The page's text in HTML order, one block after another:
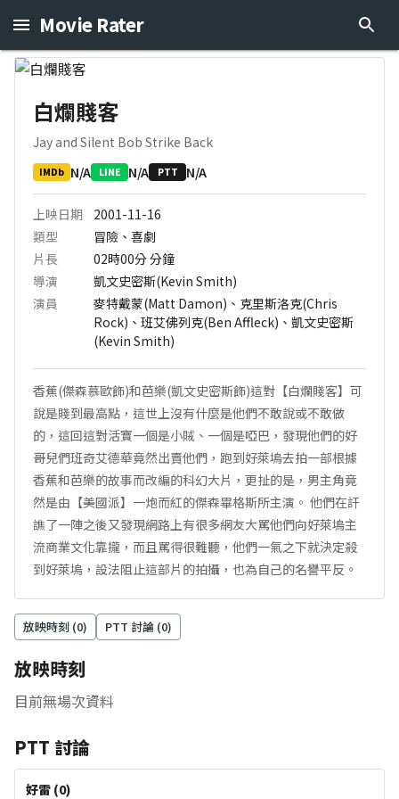
Movie Rater
白爛賤客
Jay and Silent Bob Strike Back
IMDb N/A LINE N/A PTT N/A
上映日期
2001-11-16
類型
冒險、喜劇
片長
02時00分分鐘
導演
凱文史密斯(Kevin Smith)
演員
麥特戴蒙(Matt Damon)、克里斯洛克(Chris
Rock)、班艾佛列克(Ben Affleck)、凱文史密斯
(Kevin Smith)
香蕉(傑森慕歐飾)和芭樂(凱文史密斯飾)這對【白爛賤客】可
說是賤到最高點，這世上沒有什麼是他們不敢說或不敢做
的，這回這對活寶一個是小賊、一個是啞巴，發現他們的好
哥兒們班奇艾德華竟然出賣他們，跑到好萊塢去拍一部根據
香蕉和芭樂的故事而改編的科幻大片，更扯的是，男主角竟
然是由【美國派】一炮而紅的傑森畢格斯所主演。 他們在訐
譙了一陣之後又發現網路上有很多網友大罵他們向好萊塢主
流商業文化靠攏，而且罵得很難聽，他們一氣之下就決定殺
到好萊塢，設法阻止這部片的拍攝，也為自己的名譽平反。
放映時刻 (0) PTT 討論 (0)
放映時刻
目前無場次資料
PTT 討論
好雷 (0)